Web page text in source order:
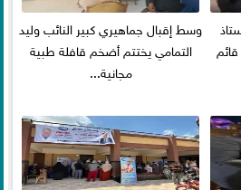
وسط إقبال جماهيري كبير النائب وليد
التمامي يختتم أضخم قافلة طبية
مجانية...